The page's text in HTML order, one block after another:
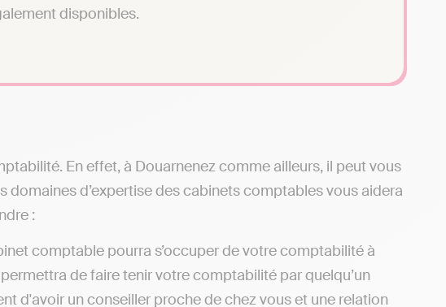
disponibles.
En effet, à Douarnenez comme ailleurs, il peut vous
d’expertise des cabinets comptables vous aidera
:
comptable pourra s’occuper de votre comptabilité à
de faire tenir votre comptabilité par quelqu’un
d'avoir un conseiller proche de chez vous et une relation